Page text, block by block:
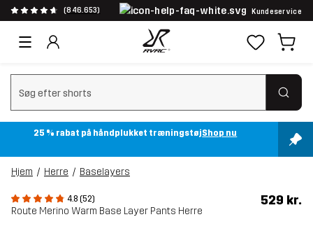
(846.653) Kundeservice
Ryd søgning
25 % rabat på håndplukket træningstøjShop nu
Hjem Herre Baselayers
4.8 (52)
Route Merino Warm Base Layer Pants Herre
529 kr.